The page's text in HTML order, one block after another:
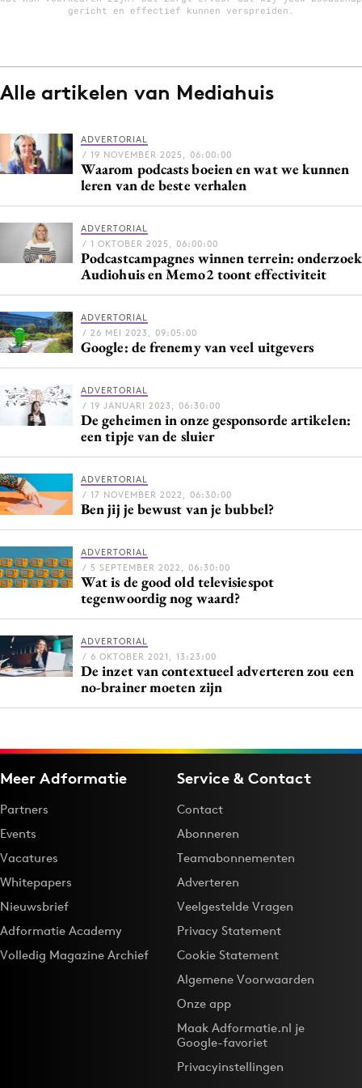
Menu
Home
12 nov: MarketingLive!
Adverteren
Vacatures
Academy
Partners
Topics
Artificial Intelligence
Campagnes
Carriere
Craft
Customer Experience
Design
Digital transformation
Effectiviteit
Gedragsverandering
Influencer marketing
Interne communicatie
Programmatic
Purpose Marketing
Reputatie & crisis
gericht en effectief kunnen verspreiden.
Alle artikelen van Mediahuis
ADVERTORIAL
/ 19 NOVEMBER 2025, 06:00:00
Waarom podcasts boeien en wat we kunnen
leren van de beste verhalen
ADVERTORIAL
/ 1 OKTOBER 2025, 06:00:00
Podcastcampagnes winnen terrein: onderzoek
Audiohuis en Memo2 toont effectiviteit
ADVERTORIAL
/ 26 MEI 2023, 09:05:00
Google: de frenemy van veel uitgevers
ADVERTORIAL
/ 19 JANUARI 2023, 06:30:00
De geheimen in onze gesponsorde artikelen:
een tipje van de sluier
ADVERTORIAL
/ 17 NOVEMBER 2022, 06:30:00
Ben jij je bewust van je bubbel?
ADVERTORIAL
/ 5 SEPTEMBER 2022, 06:30:00
Wat is de good old televisiespot
tegenwoordig nog waard?
ADVERTORIAL
/ 6 OKTOBER 2021, 13:23:00
De inzet van contextueel adverteren zou een
no-brainer moeten zijn
Meer Adformatie
Partners
Events
Vacatures
Whitepapers
Nieuwsbrief
Adformatie Academy
Volledig Magazine Archief
Service & Contact
Contact
Abonneren
Teamabonnementen
Adverteren
Veelgestelde Vragen
Privacy Statement
Cookie Statement
Algemene Voorwaarden
Onze app
Maak Adformatie.nl je
Google-favoriet
Privacyinstellingen